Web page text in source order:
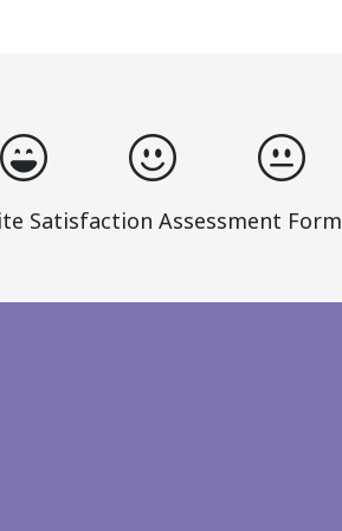
Satisfaction Assessment Form